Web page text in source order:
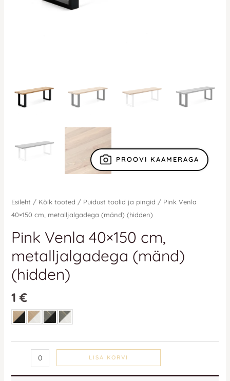
PROOVI KAAMERAGA
Esileht / Kõik tooted / Puidust toolid ja pingid / Pink Venla
40×150 cm, metalljalgadega (mänd) (hidden)
Pink Venla 40×150 cm,
metalljalgadega (mänd)
(hidden)
1€
LISA KORVI